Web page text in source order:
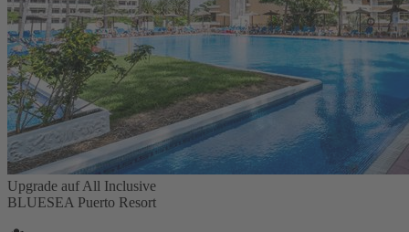
Upgrade auf All Inclusive
BLUESEA Puerto Resort